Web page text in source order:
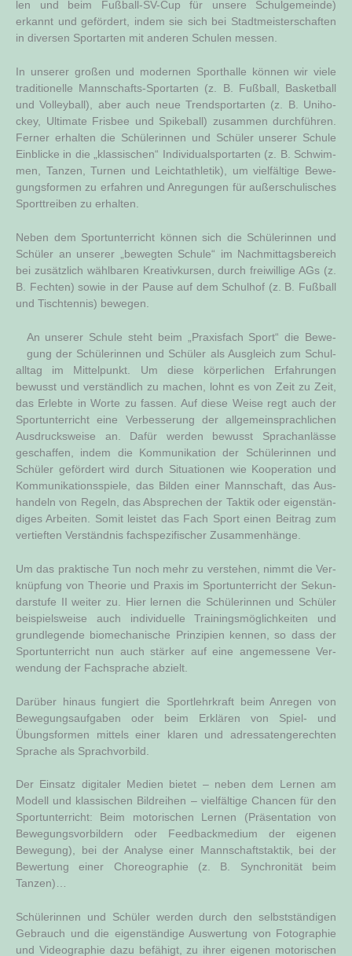
len und beim Fuß­ball-SV-Cup für unse­re Schul­ge­mein­de)
erkannt und geför­dert, indem sie sich bei Stadt­meis­ter­schaf­ten
in diver­sen Sport­ar­ten mit ande­ren Schu­len messen.
In unse­rer gro­ßen und moder­nen Sport­hal­le kön­nen wir vie­le
tra­di­tio­nel­le Mann­schafts-Sport­ar­ten (z. B. Fuß­ball, Bas­ket­ball
und Vol­ley­ball), aber auch neue Trend­sport­ar­ten (z. B. Uni­ho­
ckey, Ulti­ma­te Fris­bee und Spike­ball) zusam­men durch­füh­ren.
Fer­ner erhal­ten die Schü­le­rin­nen und Schü­ler unse­rer Schu­le
Ein­bli­cke in die „klas­si­schen“ Indi­vi­du­al­sport­ar­ten (z. B. Schwim­
men, Tan­zen, Tur­nen und Leicht­ath­le­tik), um viel­fäl­ti­ge Bewe­
gungs­for­men zu erfah­ren und Anre­gun­gen für außer­schu­li­sches
Sport­trei­ben zu erhalten.
Neben dem Sport­un­ter­richt kön­nen sich die Schü­le­rin­nen und
Schü­ler an unse­rer „beweg­ten Schu­le“ im Nach­mit­tags­be­reich
bei zusätz­lich wähl­ba­ren Krea­tiv­kur­sen, durch frei­wil­li­ge AGs (z.
B. Fech­ten) sowie in der Pau­se auf dem Schul­hof (z. B. Fuß­ball
und Tisch­ten­nis) bewegen.
An unse­rer Schu­le steht beim „Pra­xis­fach Sport“ die Bewe­
gung der Schü­le­rin­nen und Schü­ler als Aus­gleich zum Schul­
all­tag im Mit­tel­punkt. Um die­se kör­per­li­chen Erfah­run­gen
bewusst und ver­ständ­lich zu machen, lohnt es von Zeit zu Zeit,
das Erleb­te in Wor­te zu fas­sen. Auf die­se Wei­se regt auch der
Sport­un­ter­richt eine Ver­bes­se­rung der all­ge­mein­sprach­li­chen
Aus­drucks­wei­se an. Dafür wer­den bewusst Sprach­an­läs­se
geschaf­fen, indem die Kom­mu­ni­ka­ti­on der Schü­le­rin­nen und
Schü­ler geför­dert wird durch Situa­tio­nen wie Koope­ra­ti­on und
Kom­mu­ni­ka­ti­ons­spie­le, das Bil­den einer Mann­schaft, das Aus­
han­deln von Regeln, das Abspre­chen der Tak­tik oder eigen­stän­
di­ges Arbei­ten. Somit leis­tet das Fach Sport einen Bei­trag zum
ver­tief­ten Ver­ständ­nis fach­spe­zi­fi­scher Zusammenhänge.
Um das prak­ti­sche Tun noch mehr zu ver­ste­hen, nimmt die Ver­
knüp­fung von Theo­rie und Pra­xis im Sport­un­ter­richt der Sekun­
dar­stu­fe II wei­ter zu. Hier ler­nen die Schü­le­rin­nen und Schü­ler
bei­spiels­wei­se auch indi­vi­du­el­le Trai­nings­mög­lich­kei­ten und
grund­le­gen­de bio­me­cha­ni­sche Prin­zi­pi­en ken­nen, so dass der
Sport­un­ter­richt nun auch stär­ker auf eine ange­mes­se­ne Ver­
wen­dung der Fach­spra­che abzielt.
Dar­über hin­aus fun­giert die Sport­lehr­kraft beim Anre­gen von
Bewe­gungs­auf­ga­ben oder beim Erklä­ren von Spiel- und
Übungs­for­men mit­tels einer kla­ren und adres­sa­ten­ge­rech­ten
Spra­che als Sprachvorbild.
Der Ein­satz digi­ta­ler Medi­en bie­tet – neben dem Ler­nen am
Modell und klas­si­schen Bild­rei­hen – viel­fäl­ti­ge Chan­cen für den
Sport­un­ter­richt: Beim moto­ri­schen Ler­nen (Prä­sen­ta­ti­on von
Bewe­gungs­vor­bil­dern oder Feed­back­me­di­um der eige­nen
Bewe­gung), bei der Ana­ly­se einer Mann­schafts­tak­tik, bei der
Bewer­tung einer Cho­reo­gra­phie (z. B. Syn­chro­ni­tät beim
Tanzen)…
Schü­le­rin­nen und Schü­ler wer­den durch den selbst­stän­di­gen
Gebrauch und die eigen­stän­di­ge Aus­wer­tung von Foto­gra­phie
und Video­gra­phie dazu befä­higt, zu ihrer eige­nen moto­ri­schen